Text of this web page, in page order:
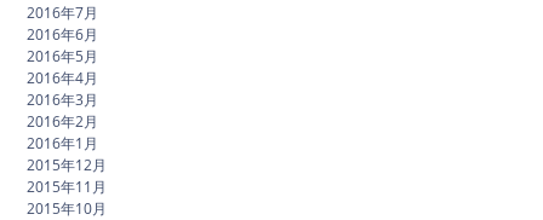
2016年7月
2016年6月
2016年5月
2016年4月
2016年3月
2016年2月
2016年1月
2015年12月
2015年11月
2015年10月